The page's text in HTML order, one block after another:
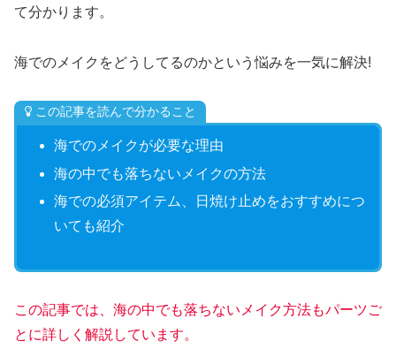
て分かります。
海でのメイクをどうしてるのかという悩みを一気に解決!
この記事を読んで分かること
海でのメイクが必要な理由
海の中でも落ちないメイクの方法
海での必須アイテム、日焼け止めをおすすめにつ
いても紹介
この記事では、海の中でも落ちないメイク方法もパーツご
とに詳しく解説しています。